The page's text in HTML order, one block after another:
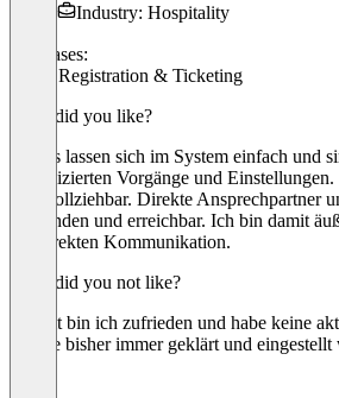
Industry: Hospitality
Use cases:
Event Registration & Ticketing
What did you like?
Events lassen sich im System einfach und
komplizierten Vorgänge und
nachvollziehbar. Direkte Ansprechpartner
vorhanden und erreichbar. Ich bin damit
der direkten Kommunikation.
What did you not like?
Soweit bin ich zufrieden und habe keine
konnte bisher immer geklärt und